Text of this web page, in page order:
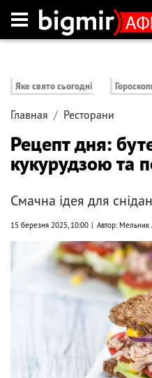
Яке свято сьогодні
Главная Ресторани
Рецепт дня:
кукурудзою та
Смачна ідея для
15 березня 2025, 10:00 Автор: Мельник